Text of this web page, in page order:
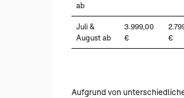
ab
Juli &
August ab
3.999,00
€
€
Aufgrund von